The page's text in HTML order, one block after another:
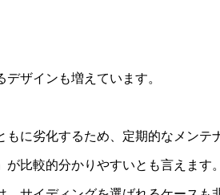
ザインも増えています。
に劣化するため、定期的なメンテ
比較的分かりやすいとも言えます。